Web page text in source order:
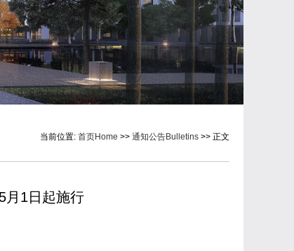
当前位置: 首页Home >> 通知公告Bulletins >> 正文
月1日起施行